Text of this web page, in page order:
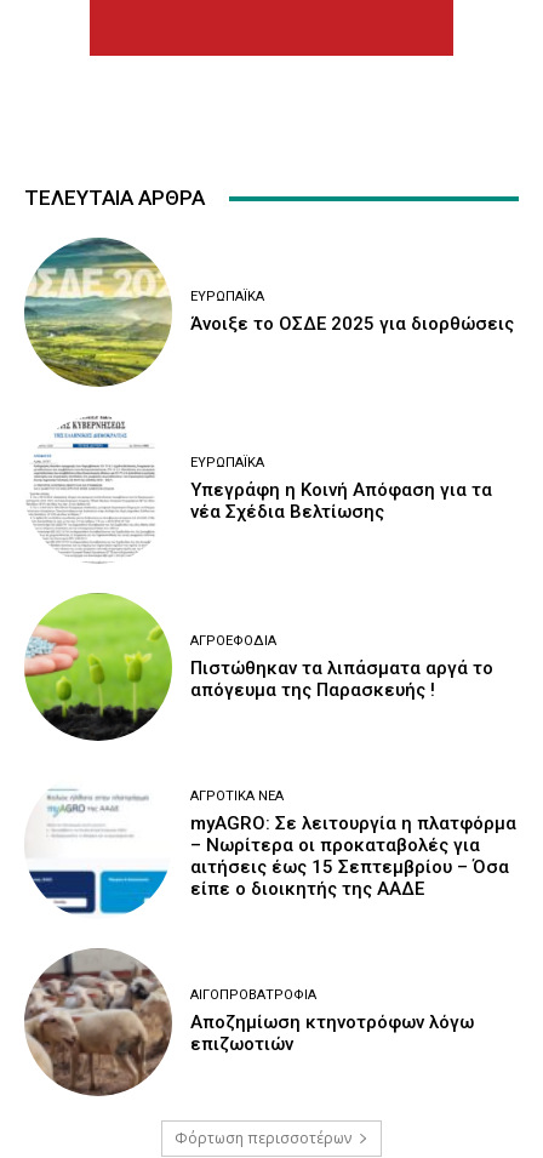
ΤΕΛΕΥΤΑΙΑ ΑΡΘΡΑ
ΕΥΡΩΠΑΪΚΆ
Άνοιξε το ΟΣΔΕ 2025 για διορθώσεις
ΕΥΡΩΠΑΪΚΆ
Υπεγράφη η Κοινή Απόφαση για τα
νέα Σχέδια Βελτίωσης
ΑΓΡΟΕΦΌΔΙΑ
Πιστώθηκαν τα λιπάσματα αργά το
απόγευμα της Παρασκευής !
ΑΓΡΟΤΙΚΆ ΝΈΑ
myAGRO: Σε λειτουργία η πλατφόρμα
– Νωρίτερα οι προκαταβολές για
αιτήσεις έως 15 Σεπτεμβρίου – Όσα
είπε ο διοικητής της ΑΑΔΕ
ΑΙΓΟΠΡΟΒΑΤΡΟΦΊΑ
Αποζημίωση κτηνοτρόφων λόγω
επιζωοτιών
Φόρτωση περισσοτέρων